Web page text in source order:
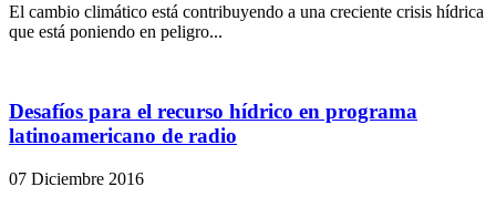
El cambio climático está contribuyendo a una creciente crisis hídrica
que está poniendo en peligro...
Desafíos para el recurso hídrico en programa
latinoamericano de radio
07 Diciembre 2016